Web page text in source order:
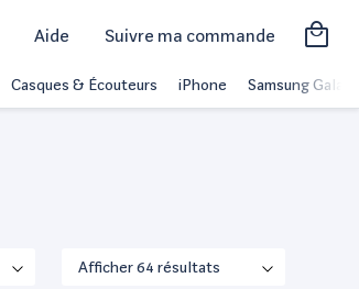
Aide Suivre ma commande
Casques & Écouteurs iPhone Samsung Galaxy